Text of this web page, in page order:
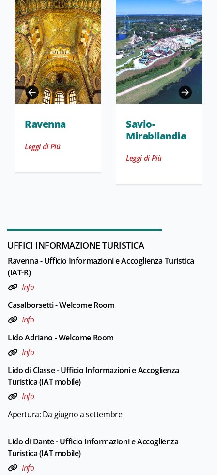
Ravenna
Leggi di Più
Savio-
Mirabilandia
Leggi di Più
UFFICI INFORMAZIONE TURISTICA
Ravenna - Ufficio Informazioni e Accoglienza Turistica
(IAT-R)
Info
Casalborsetti - Welcome Room
Info
Lido Adriano - Welcome Room
Info
Lido di Classe - Ufficio Informazioni e Accoglienza
Turistica (IAT mobile)
Info
Apertura: Da giugno a settembre
Lido di Dante - Ufficio Informazioni e Accoglienza
Turistica (IAT mobile)
Info